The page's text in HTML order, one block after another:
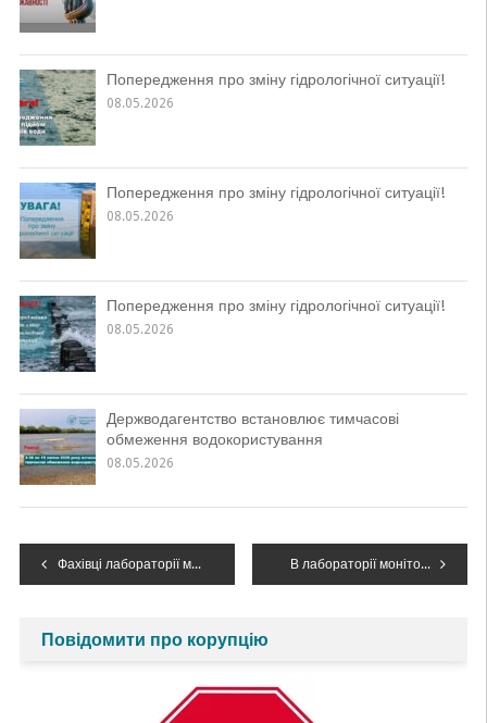
Попередження про зміну гідрологічної ситуації!
08.05.2026
Попередження про зміну гідрологічної ситуації!
08.05.2026
Попередження про зміну гідрологічної ситуації!
08.05.2026
Держводагентство встановлює тимчасові
обмеження водокористування
08.05.2026
Навігація
Фахівці лабораторії моніторингу вод Західного регіону здійснили відбір проб на місці надзвичайної ситуації В лабораторії моніторингу вод Західного регіону Дністровського БУВР досліджено пробу вод на вміст нафтопродуктів з р. Стримба, відібрану в с. Стримба.
Повідомити про корупцію